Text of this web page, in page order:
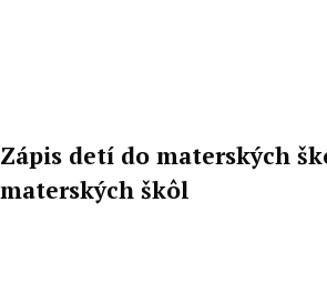
Zápis detí do materských
materských škôl